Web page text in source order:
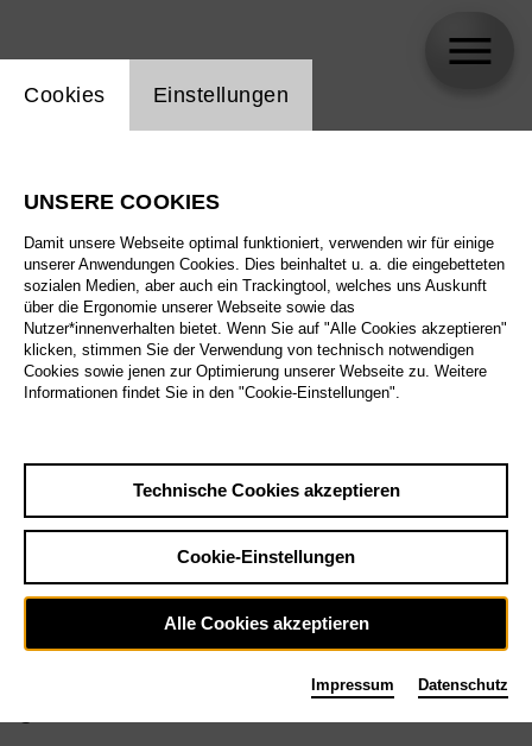
Einstellung Website Cookie
Cookies Einstellungen
UNSERE COOKIES
Damit unsere Webseite optimal funktioniert, verwenden wir für einige
unserer Anwendungen Cookies. Dies beinhaltet u. a. die eingebetteten
sozialen Medien, aber auch ein Trackingtool, welches uns Auskunft
über die Ergonomie unserer Webseite sowie das
Nutzer*innenverhalten bietet. Wenn Sie auf "Alle Cookies akzeptieren"
klicken, stimmen Sie der Verwendung von technisch notwendigen
Cookies sowie jenen zur Optimierung unserer Webseite zu. Weitere
Informationen findet Sie in den "Cookie-Einstellungen".
Technische Cookies akzeptieren
Cookie-Einstellungen
Alle Cookies akzeptieren
Impressum Datenschutz